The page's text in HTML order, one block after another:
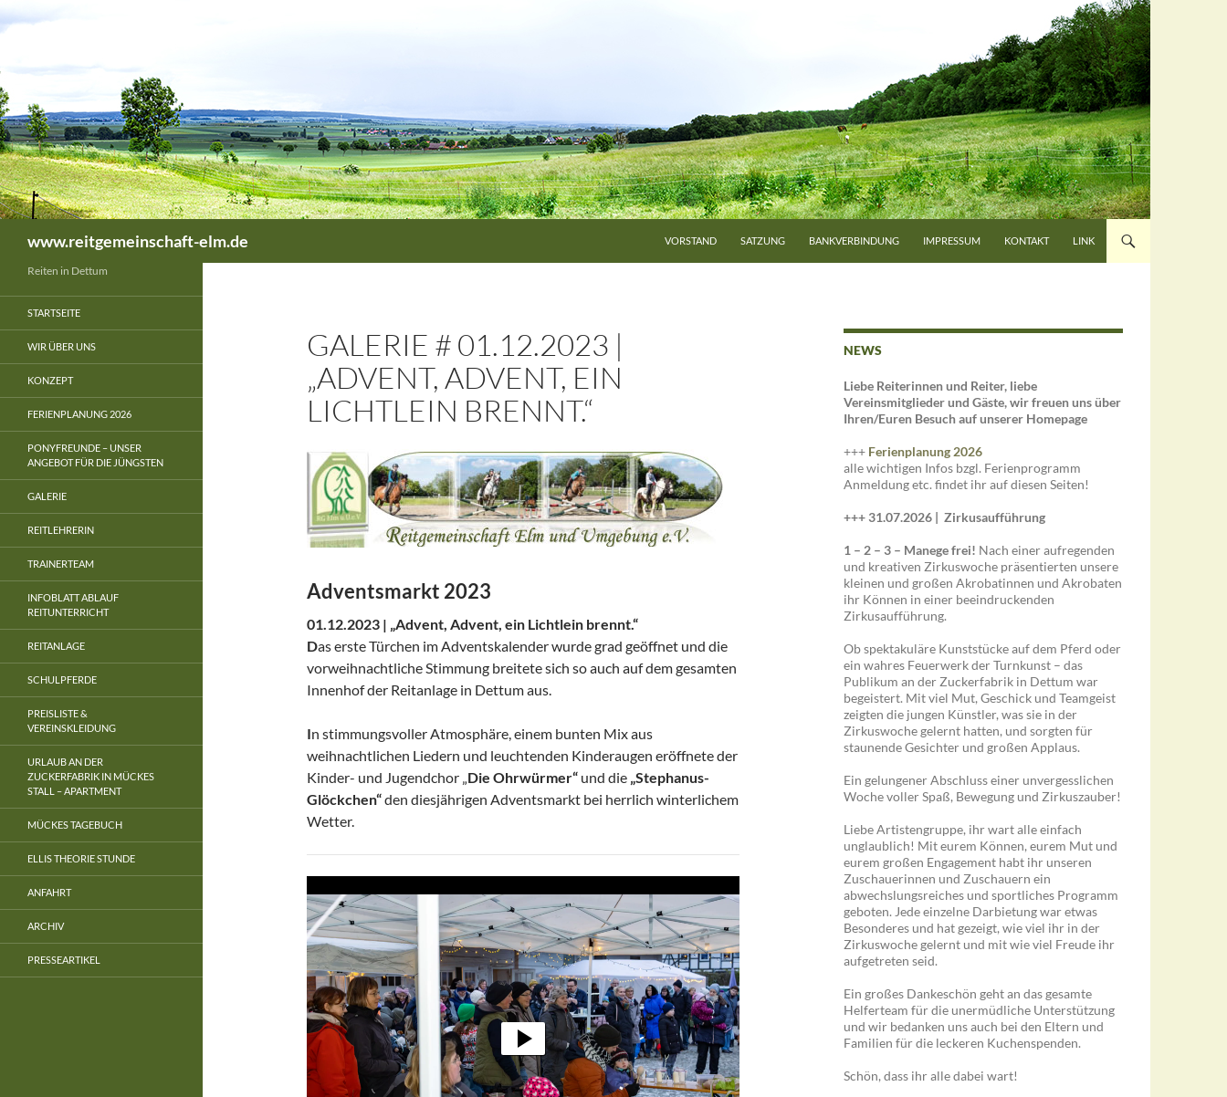
Zum
Inhalt
www.reitgemeinschaft-elm.de VORSTAND SATZUNG BANKVERBINDUNG IMPRESSUM KONTAKT LINK
GALERIE # 01.12.2023 |
„ADVENT, ADVENT, EIN
LICHTLEIN BRENNT.“
Adventsmarkt 2023
01.12.2023 | „Advent, Advent, ein Lichtlein brennt.“
Das erste Türchen im Adventskalender wurde grad geöffnet und die
vorweihnachtliche Stimmung breitete sich so auch auf dem gesamten
Innenhof der Reitanlage in Dettum aus.
In stimmungsvoller Atmosphäre, einem bunten Mix aus
weihnachtlichen Liedern und leuchtenden Kinderaugen eröffnete der
Kinder- und Jugendchor „Die Ohrwürmer“ und die „Stephanus-
Glöckchen“den diesjährigen Adventsmarkt bei herrlich winterlichem
Wetter.
Player
NEWS
Liebe Reiterinnen und Reiter, liebe
Vereinsmitglieder und Gäste, wir freuen uns über
Ihren/Euren Besuch auf unserer Homepage
+++ Ferienplanung 2026
alle wichtigen Infos bzgl. Ferienprogramm
Anmeldung etc. findet ihr auf diesen Seiten!
+++ 31.07.2026 | Zirkusaufführung
1 – 2 – 3 – Manege frei! Nach einer aufregenden
und kreativen Zirkuswoche präsentierten unsere
kleinen und großen Akrobatinnen und Akrobaten
ihr Können in einer beeindruckenden
Zirkusaufführung.
Ob spektakuläre Kunststücke auf dem Pferd oder
ein wahres Feuerwerk der Turnkunst – das
Publikum an der Zuckerfabrik in Dettum war
begeistert. Mit viel Mut, Geschick und Teamgeist
zeigten die jungen Künstler, was sie in der
Zirkuswoche gelernt hatten, und sorgten für
staunende Gesichter und großen Applaus.
Ein gelungener Abschluss einer unvergesslichen
Woche voller Spaß, Bewegung und Zirkuszauber!
Liebe Artistengruppe, ihr wart alle einfach
unglaublich! Mit eurem Können, eurem Mut und
eurem großen Engagement habt ihr unseren
Zuschauerinnen und Zuschauern ein
abwechslungsreiches und sportliches Programm
geboten. Jede einzelne Darbietung war etwas
Besonderes und hat gezeigt, wie viel ihr in der
Zirkuswoche gelernt und mit wie viel Freude ihr
aufgetreten seid.
Ein großes Dankeschön geht an das gesamte
Helferteam für die unermüdliche Unterstützung
und wir bedanken uns auch bei den Eltern und
Familien für die leckeren Kuchenspenden.
Schön, dass ihr alle dabei wart!
Reiten in Dettum
STARTSEITE
WIR ÜBER UNS
KONZEPT
FERIENPLANUNG 2026
PONYFREUNDE – UNSER
ANGEBOT FÜR DIE JÜNGSTEN
GALERIE
REITLEHRERIN
TRAINERTEAM
INFOBLATT ABLAUF
REITUNTERRICHT
REITANLAGE
SCHULPFERDE
PREISLISTE &
VEREINSKLEIDUNG
URLAUB AN DER
ZUCKERFABRIK IN MÜCKES
STALL – APARTMENT
MÜCKES TAGEBUCH
ELLIS THEORIE STUNDE
ANFAHRT
ARCHIV
PRESSEARTIKEL